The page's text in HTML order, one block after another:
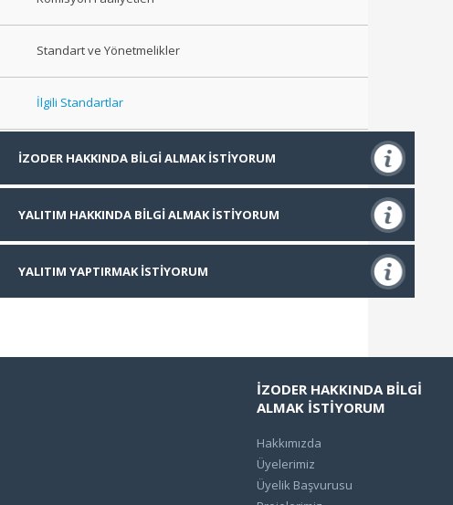
Standart ve Yönetmelikler
İlgili Standartlar
İZODER HAKKINDA BİLGİ ALMAK İSTİYORUM
Hakkımızda
YALITIM HAKKINDA BİLGİ ALMAK İSTİYORUM
Isı Yalıtımı
YALITIM YAPTIRMAK İSTİYORUM
İZODER HAKKINDA BİLGİ
ALMAK İSTİYORUM
Hakkımızda
Üyelerimiz
Üyelik Başvurusu